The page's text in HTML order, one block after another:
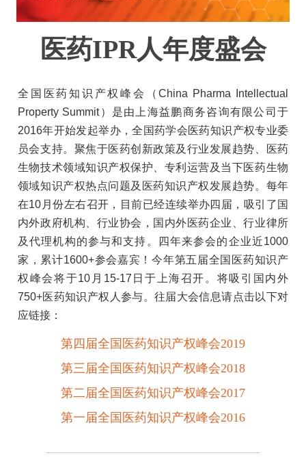
医药IPR人年度盛会
全国医药知识产权峰会（China Pharma Intellectual
Property Summit）是由上海益鹏商务咨询有限公司于
2016年开始发起举办，全国药学会医药知识产权专业委
员会支持。聚焦于医药创新政策及行业发展趋势、医药
生物技术领域知识产权保护、专利运营及当下医药生物
领域知识产权热点问题及医药知识产权发展趋势。每年
在10月份左右召开，目前已经连续举办四届，吸引了国
内外政府机构、行业协会，国内外医药企业、行业律所
及代理机构的参与和支持。四年来参会的企业近1000
家，累计1600+参会嘉宾！今年第五届全国医药知识产
权峰会将于10月15-17日于上海召开。将吸引国内外
750+医药知识产权人参与。往届大会信息请点击以下对
应链接：
第四届全国医药知识产权峰会2019
第三届全国医药知识产权峰会2018
第二届全国医药知识产权峰会2017
第一届全国医药知识产权峰会2016